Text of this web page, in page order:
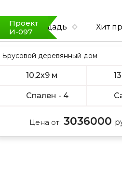
Площадь Хит
Проект
И-097
Брусовой деревянный дом
10,2х9 м
Спален - 4
Цена от: 3036000